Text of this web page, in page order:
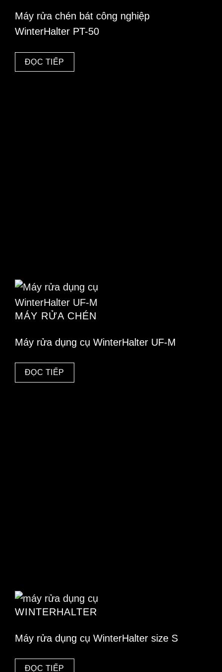
Máy rửa chén bát công nghiệp
WinterHalter PT-50
ĐỌC TIẾP
MÁY RỬA CHÉN
Máy rửa dụng cụ WinterHalter UF-M
ĐỌC TIẾP
WINTERHALTER
Máy rửa dụng cụ WinterHalter size S
ĐỌC TIẾP